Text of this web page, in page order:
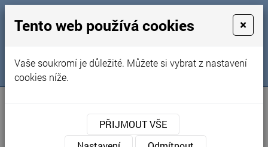
Obchodní podmínky
Kontakty
Naše kamenictví
Sledujte nás na FB
Tento web používá cookies ×
Vaše soukromí je důležité. Můžete si vybrat z nastavení
cookies níže.
PŘIJMOUT VŠE